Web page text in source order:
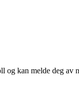
og kan melde deg av